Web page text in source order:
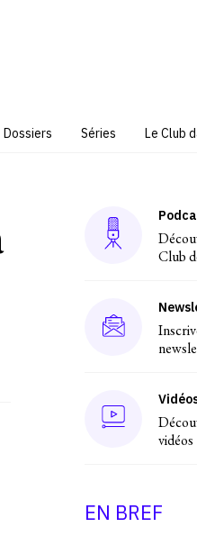
Dossiers Séries Le Club
Club
vidéos
EN BREF